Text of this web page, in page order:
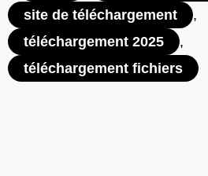
site de téléchargement
,
téléchargement 2025
,
téléchargement fichiers